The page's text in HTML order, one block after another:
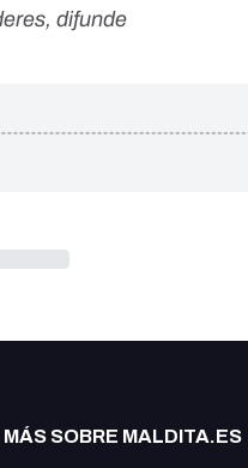
, difunde
MÁS SOBRE MALDITA.ES